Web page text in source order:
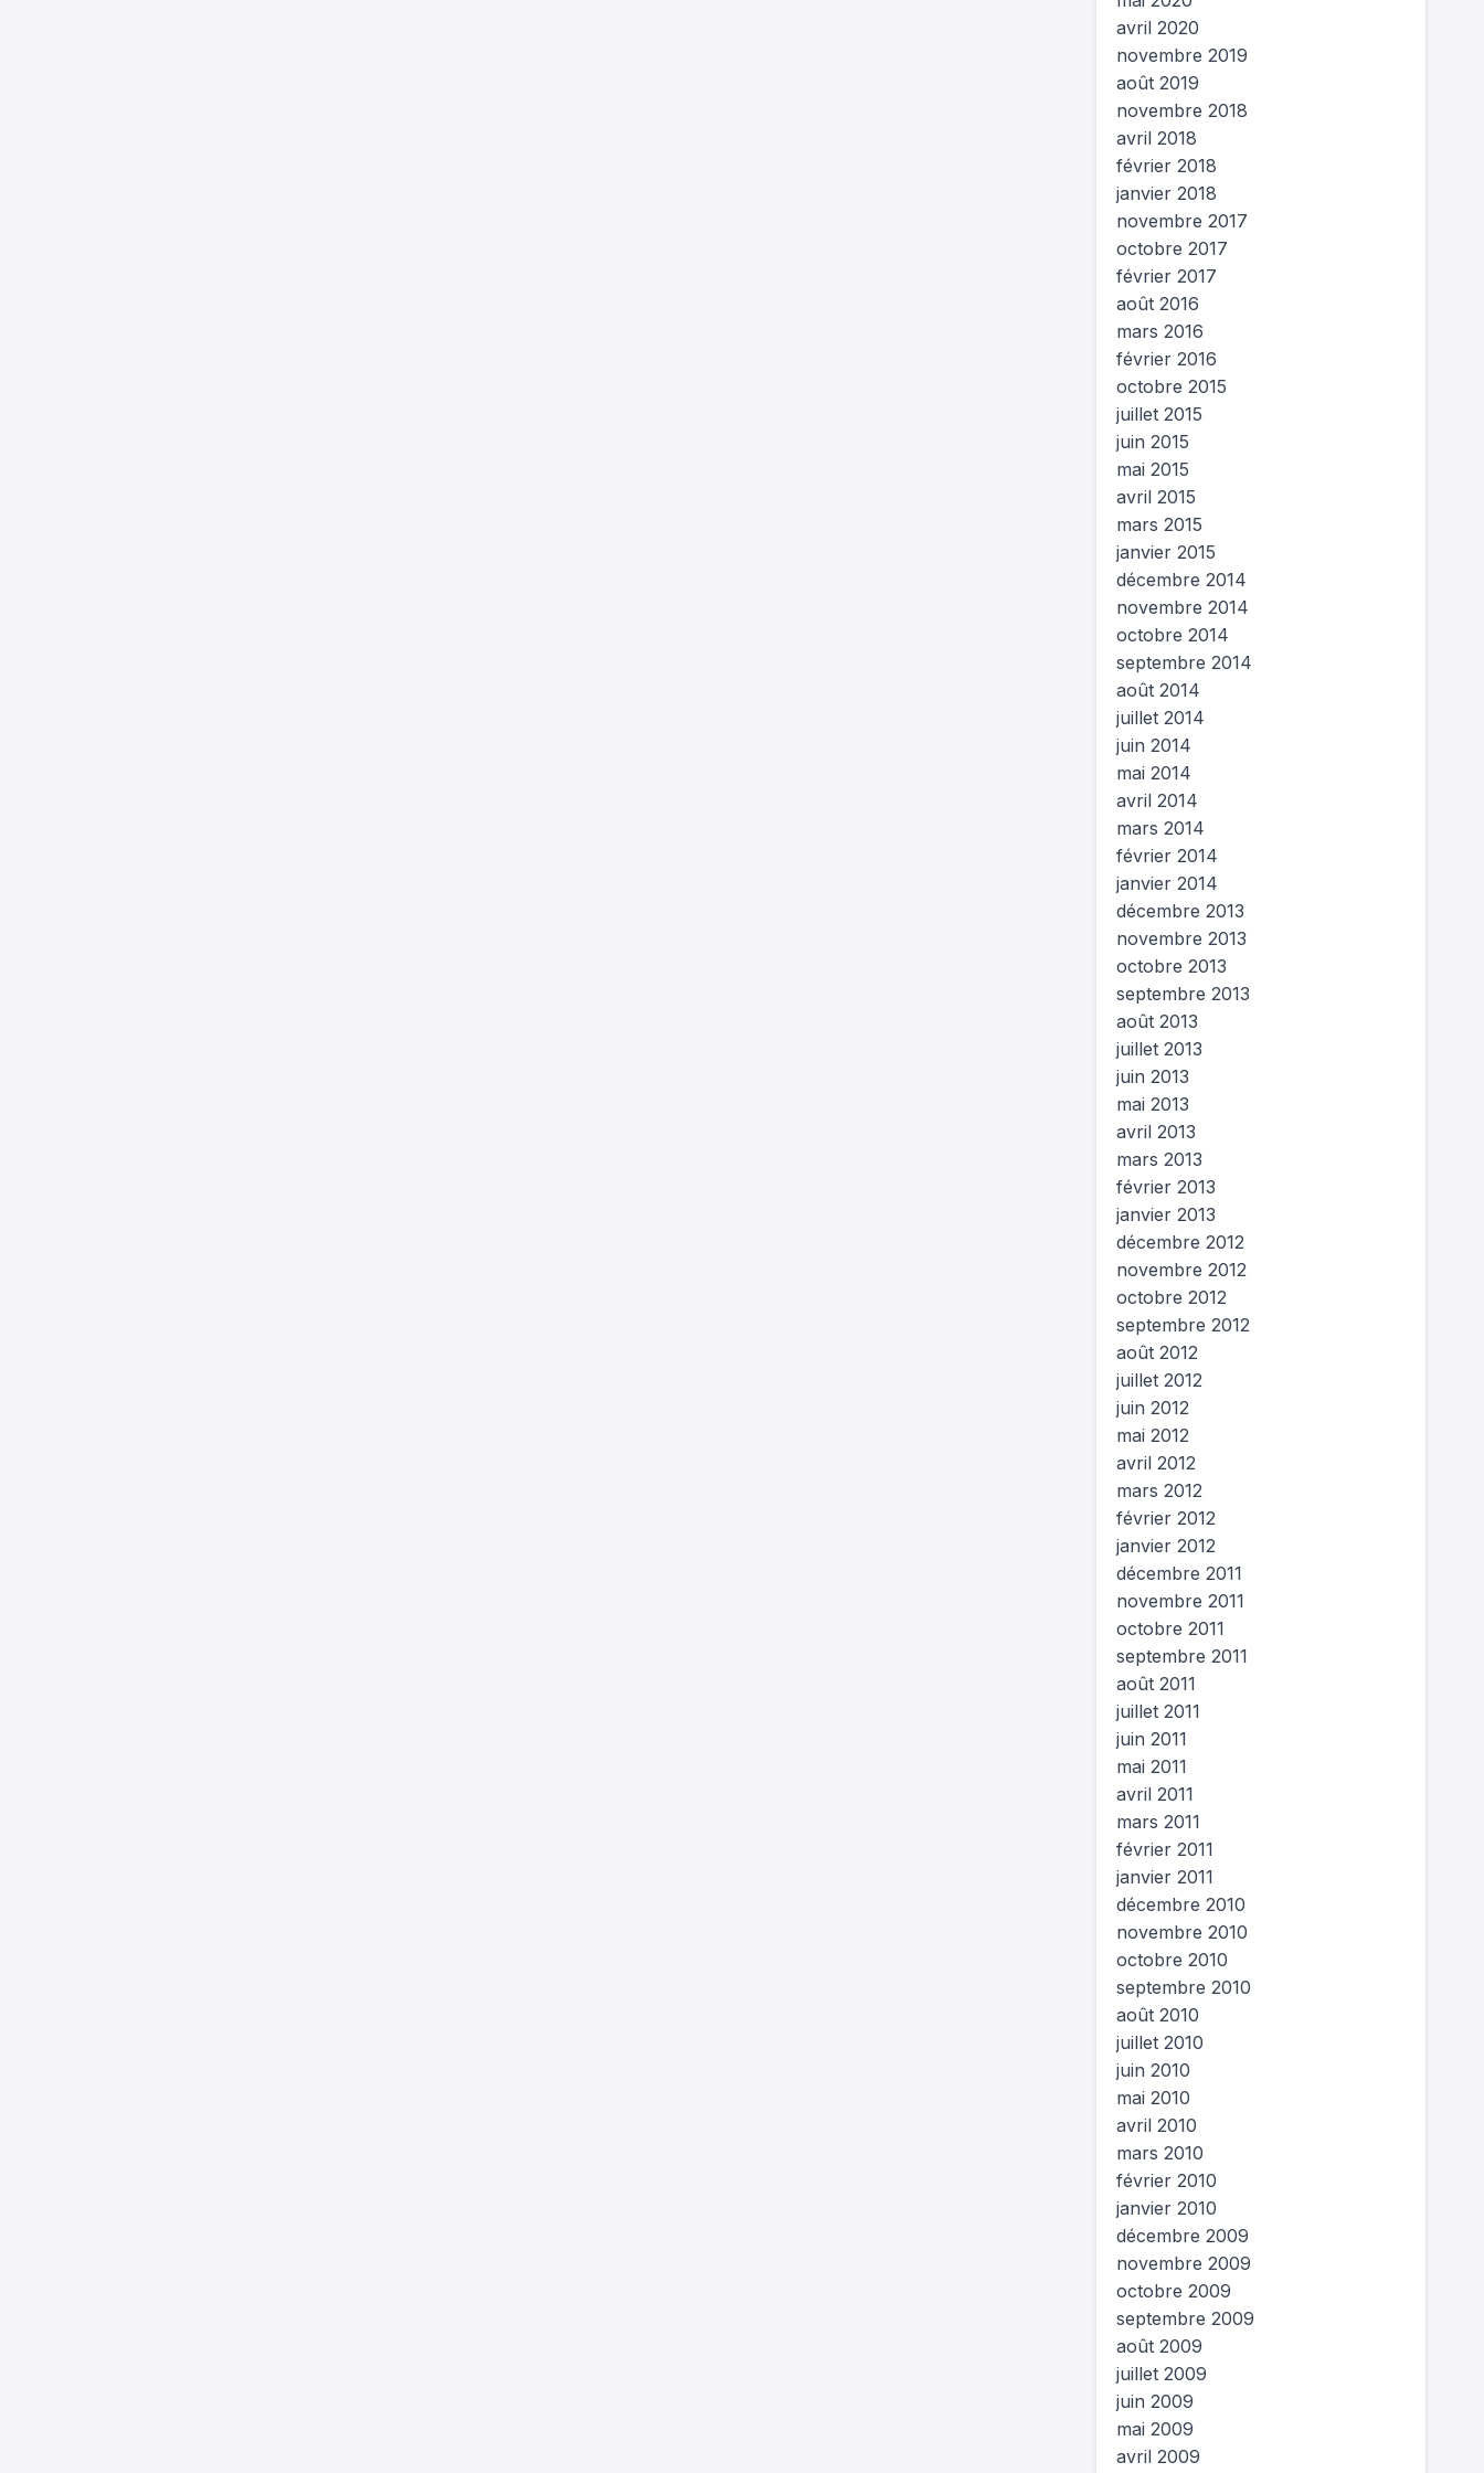
avril 2020
novembre 2019
août 2019
novembre 2018
avril 2018
février 2018
janvier 2018
novembre 2017
octobre 2017
février 2017
août 2016
mars 2016
février 2016
octobre 2015
juillet 2015
juin 2015
mai 2015
avril 2015
mars 2015
janvier 2015
décembre 2014
novembre 2014
octobre 2014
septembre 2014
août 2014
juillet 2014
juin 2014
mai 2014
avril 2014
mars 2014
février 2014
janvier 2014
décembre 2013
novembre 2013
octobre 2013
septembre 2013
août 2013
juillet 2013
juin 2013
mai 2013
avril 2013
mars 2013
février 2013
janvier 2013
décembre 2012
novembre 2012
octobre 2012
septembre 2012
août 2012
juillet 2012
juin 2012
mai 2012
avril 2012
mars 2012
février 2012
janvier 2012
décembre 2011
novembre 2011
octobre 2011
septembre 2011
août 2011
juillet 2011
juin 2011
mai 2011
avril 2011
mars 2011
février 2011
janvier 2011
décembre 2010
novembre 2010
octobre 2010
septembre 2010
août 2010
juillet 2010
juin 2010
mai 2010
avril 2010
mars 2010
février 2010
janvier 2010
décembre 2009
novembre 2009
octobre 2009
septembre 2009
août 2009
juillet 2009
juin 2009
mai 2009
avril 2009